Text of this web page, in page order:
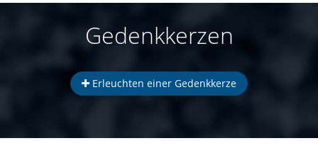
Gedenkkerzen
Erleuchten einer Gedenkkerze